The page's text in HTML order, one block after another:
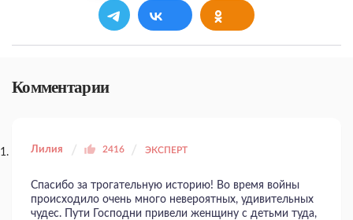
Комментарии
Лилия 2416 ЭКСПЕРТ
Спасибо за трогательную историю! Во время войны
происходило очень много невероятных, удивительных
чудес. Пути Господни привели женщину с детьми туда,